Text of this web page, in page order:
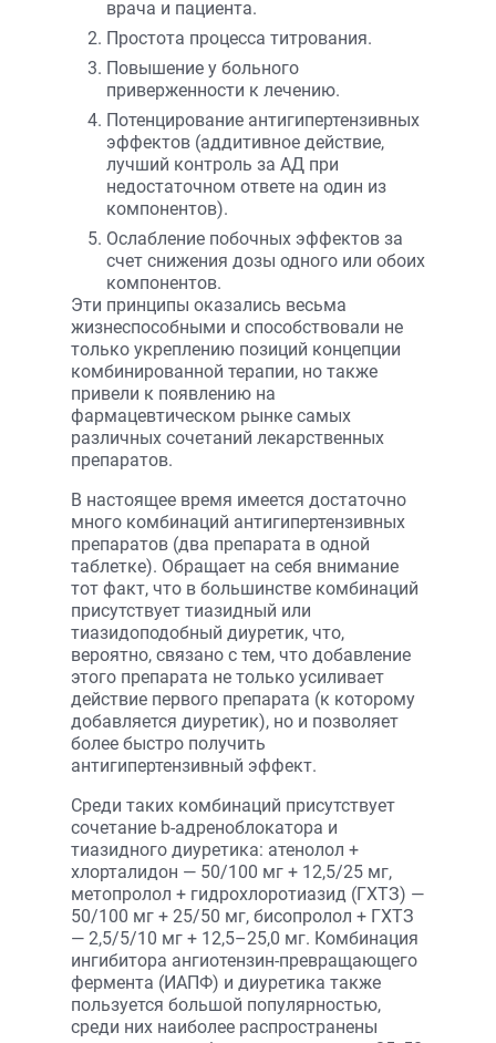
врача и пациента.
Простота процесса титрования.
Повышение у больного
приверженности к лечению.
Потенцирование антигипертензивных
эффектов (аддитивное действие,
лучший контроль за АД при
недостаточном ответе на один из
компонентов).
Ослабление побочных эффектов за
счет снижения дозы одного или обоих
компонентов.
Эти принципы оказались весьма
жизнеспособными и способствовали не
только укреплению позиций концепции
комбинированной терапии, но также
привели к появлению на
фармацевтическом рынке самых
различных сочетаний лекарственных
препаратов.
В настоящее время имеется достаточно
много комбинаций антигипертензивных
препаратов (два препарата в одной
таблетке). Обращает на себя внимание
тот факт, что в большинстве комбинаций
присутствует тиазидный или
тиазидоподобный диуретик, что,
вероятно, связано с тем, что добавление
этого препарата не только усиливает
действие первого препарата (к которому
добавляется диуретик), но и позволяет
более быстро получить
антигипертензивный эффект.
Среди таких комбинаций присутствует
сочетание b-адреноблокатора и
тиазидного диуретика: атенолол +
хлорталидон — 50/100 мг + 12,5/25 мг,
метопролол + гидрохлоротиазид (ГХТЗ) —
50/100 мг + 25/50 мг, бисопролол + ГХТЗ
— 2,5/5/10 мг + 12,5–25,0 мг. Комбинация
ингибитора ангиотензин-превращающего
фермента (ИАПФ) и диуретика также
пользуется большой популярностью,
среди них наиболее распространены